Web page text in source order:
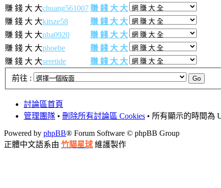
賺 錢 大 大chuang561007 賺 錢 大 大
賺 錢 大 大kitsze58
賺 錢 大 大
賺 錢 大 大nba0920
賺 錢 大 大
賺 錢 大 大phoebe
賺 錢 大 大
賺 錢 大 大seretide
賺 錢 大 大
前往 :
討論區首頁
管理團隊 • 刪除所有討論區 Cookies • 所有顯示的時間為
Powered by phpBB® Forum Software © phpBB Group
正體中文語系由 竹貓星球 維護製作